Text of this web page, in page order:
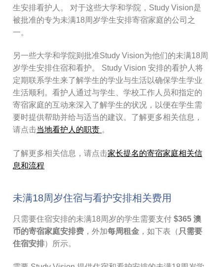
生安排看护人。 对于这些大学和学院，Study Vision是
被批准的专为未满18周岁学生安排寄宿家庭的公司之
一。
另一些大学和学院则批准Study Vision为他们的未满18周
岁学生安排住宿和看护。 Study Vision 安排的看护人将
定期联系学生来了解学生的学业与生活以确保学生学业
生活顺利。看护人通过与学生、学校工作人员和指定的
寄宿家庭的互动来深入了解学生的状况，以便在学生需
要时提供帮助并给与适当的建议。了解更多相关信息，
请点击当地看护人的职责 。
了解更多相关信息，请点击家长提名的寄宿家庭相关信
息和流程
未满18周岁住宿与看护安排相关费用
只需要住宿安排的未满18周岁的学生需要支付 $365 澳
币的寄宿家庭安排费 ，外加每周租金 ，如下表（ 只需要
住宿安排）所示。